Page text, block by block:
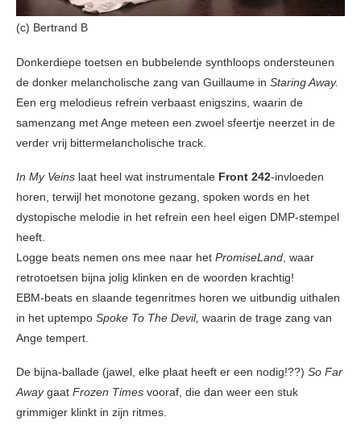
(c) Bertrand B
Donkerdiepe toetsen en bubbelende synthloops ondersteunen
de donker melancholische zang van Guillaume in Staring Away.
Een erg melodieus refrein verbaast enigszins, waarin de
samenzang met Ange meteen een zwoel sfeertje neerzet in de
verder vrij bittermelancholische track.
In My Veins laat heel wat instrumentale Front 242-invloeden
horen, terwijl het monotone gezang, spoken words en het
dystopische melodie in het refrein een heel eigen DMP-stempel
heeft.
Logge beats nemen ons mee naar het PromiseLand, waar
retrotoetsen bijna jolig klinken en de woorden krachtig!
EBM-beats en slaande tegenritmes horen we uitbundig uithalen
in het uptempo Spoke To The Devil, waarin de trage zang van
Ange tempert.
De bijna-ballade (jawel, elke plaat heeft er een nodig!??) So Far
Awaygaat Frozen Times vooraf, die dan weer een stuk
grimmiger klinkt in zijn ritmes.